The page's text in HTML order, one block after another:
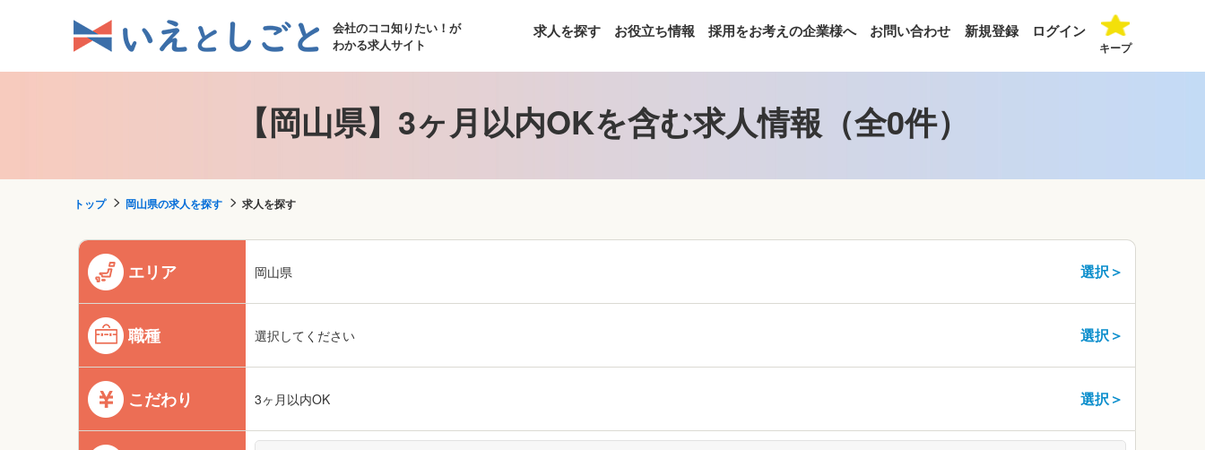
会社のココ知りたい！が
わかる求人サイト
求人を探す お役立ち情報 採用をお考えの企業様へ お問い合わせ 新規登録 ログイン
キープ
【岡山県】3ヶ月以内OKを含む求人情報（全0件）
トップ 岡山県の求人を探す 求人を探す
エリア 岡山県 選択＞
職種 選択してください 選択＞
こだわり 3ヶ月以内OK 選択＞